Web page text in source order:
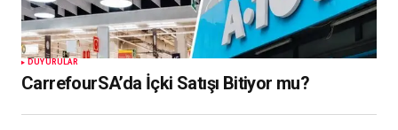
DUYURULAR
CarrefourSA’da İçki Satışı Bitiyor mu?